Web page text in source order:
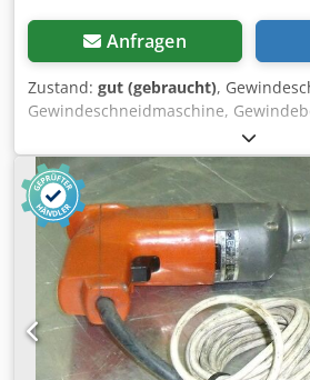
Anfragen
Zustand: gut (gebraucht),
Gewindeschneidmaschine,
Integriertes Wendegetriebe: mit
A N Iisx Akpjr -Nennaufnahme: 280
Schneidleistung: M8 -Anschluss: 230